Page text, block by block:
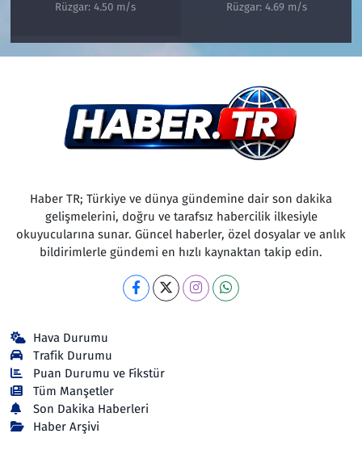
Rüzgar: 4.50 m/s
Rüzgar: 4.69 m/s
Haber TR; Türkiye ve dünya gündemine dair son dakika
gelişmelerini, doğru ve tarafsız habercilik ilkesiyle
okuyucularına sunar. Güncel haberler, özel dosyalar ve anlık
bildirimlerle gündemi en hızlı kaynaktan takip edin.
Hava Durumu
Trafik Durumu
Puan Durumu ve Fikstür
Tüm Manşetler
Son Dakika Haberleri
Haber Arşivi